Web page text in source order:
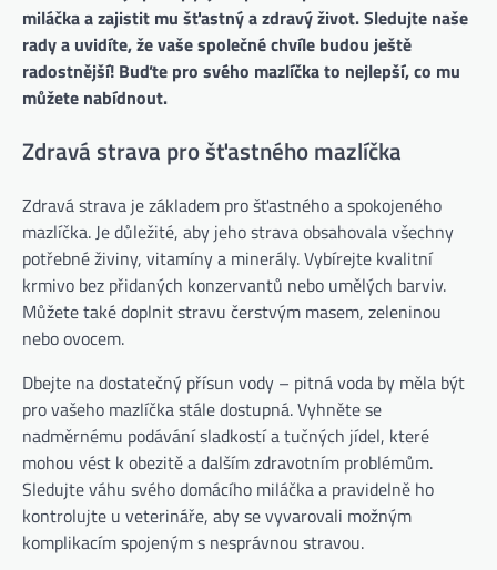
miláčka a zajistit mu šťastný a zdravý život. Sledujte naše
rady a uvidíte, že vaše společné chvíle budou ještě
radostnější! Buďte pro svého mazlíčka to nejlepší, co mu
můžete nabídnout.
Zdravá strava pro šťastného mazlíčka
Zdravá strava je základem pro šťastného a spokojeného
mazlíčka. Je důležité, aby jeho strava obsahovala všechny
potřebné živiny, vitamíny a minerály. Vybírejte kvalitní
krmivo bez přidaných konzervantů nebo umělých barviv.
Můžete také doplnit stravu čerstvým masem, zeleninou
nebo ovocem.
Dbejte na dostatečný přísun vody – pitná voda by měla být
pro vašeho mazlíčka stále dostupná. Vyhněte se
nadměrnému podávání sladkostí a tučných jídel, které
mohou vést k obezitě a dalším zdravotním problémům.
Sledujte váhu svého domácího miláčka a pravidelně ho
kontrolujte u veterináře, aby se vyvarovali možným
komplikacím spojeným s nesprávnou stravou.